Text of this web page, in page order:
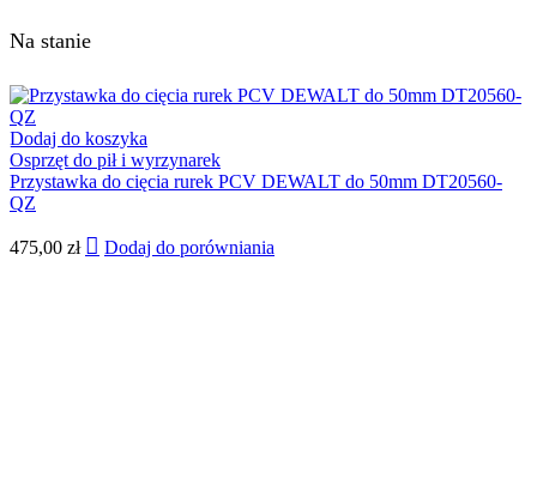
Na stanie
Dodaj do koszyka
Osprzęt do pił i wyrzynarek
Przystawka do cięcia rurek PCV DEWALT do 50mm DT20560-
QZ
475,00 zł Dodaj do porówniania